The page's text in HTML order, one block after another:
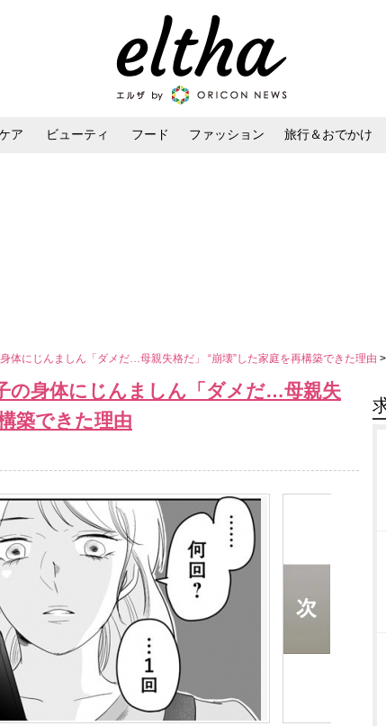
ア ビューティ フード ファッション 旅行＆おでかけ
体にじんましん「ダメだ…母親失格だ」 “崩壊”した家庭を再構築できた理由
の身体にじんましん「ダメだ…母親失
築できた理由